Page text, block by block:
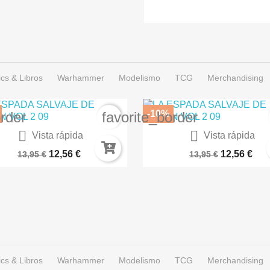
& Libros Warhammer Modelismo TCG Merchandising

Vista rápida
Sanctuary 01 De 10
13,95 € 12,56 €
favorite_border

Vista rápida
Angel Sanctuary 02 De
13,95 € 12,56 €
-10%
& Libros Warhammer Modelismo TCG Merchandising